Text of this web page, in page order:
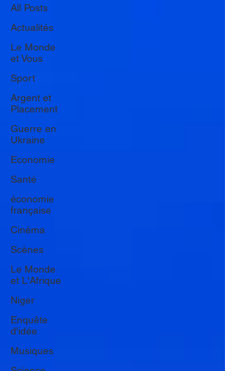
All Posts
Actualités
Le Monde
et Vous
Sport
Argent et
Placement
Guerre en
Ukraine
Economie
Santé
économie
française
Cinéma
Scènes
Le Monde
et L'Afrique
Niger
Enquête
d'idée
Musiques